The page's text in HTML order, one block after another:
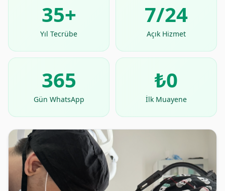
35+
Yıl Tecrübe
7/24
Açık Hizmet
365
Gün WhatsApp
₺0
İlk Muayene